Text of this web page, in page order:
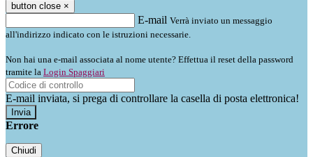
button close ×
E-mail Verrà inviato un messaggio
all'indirizzo indicato con le istruzioni necessarie.
Non hai una e-mail associata al nome utente? Effettua il reset della password
tramite la Login Spaggiari
E-mail inviata, si prega di controllare la casella di posta elettronica!
Errore
Chiudi